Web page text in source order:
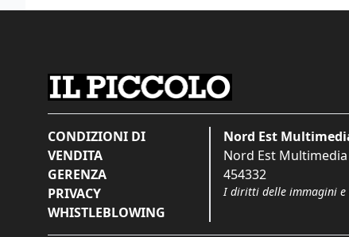
CONDIZIONI DI
VENDITA
GERENZA
PRIVACY
WHISTLEBLOWING
Nord Est
Nord Est Multimedia
454332
I diritti delle immagini e